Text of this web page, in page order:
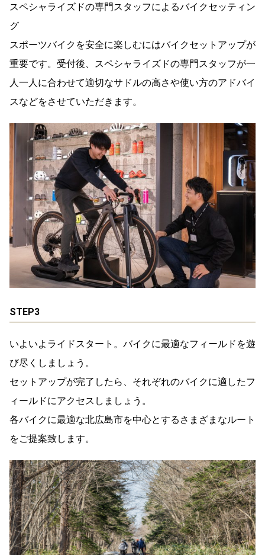
スペシャライズドの専門スタッフによるバイクセッティン
グ
スポーツバイクを安全に楽しむにはバイクセットアップが
重要です。受付後、スペシャライズドの専門スタッフが一
人一人に合わせて適切なサドルの高さや使い方のアドバイ
スなどをさせていただきます。
STEP3
いよいよライドスタート。バイクに最適なフィールドを遊
び尽くしましょう。
セットアップが完了したら、それぞれのバイクに適したフ
ィールドにアクセスしましょう。
各バイクに最適な北広島市を中心とするさまざまなルート
をご提案致します。